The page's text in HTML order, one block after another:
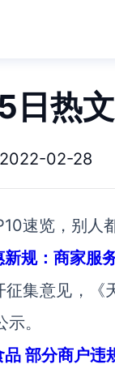
日热
02-28
速览，别人
规：商家服
征集意见，《
。
部分商户违